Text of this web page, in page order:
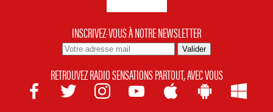
INSCRIVEZ-VOUS À NOTRE NEWSLETTER
RETROUVEZ RADIO SENSATIONS PARTOUT, AVEC VOUS
      